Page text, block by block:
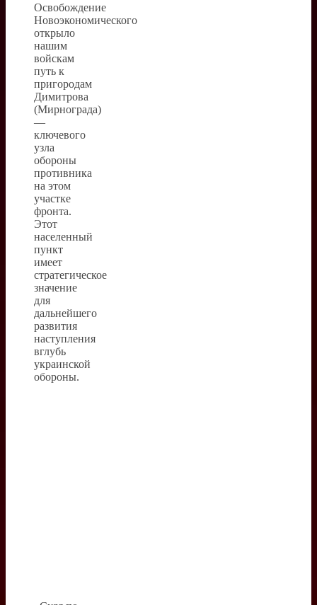
Освобождение
Новоэкономического
открыло
нашим
войскам
путь к
пригородам
Димитрова
(Мирнограда)
—
ключевого
узла
обороны
противника
на этом
участке
фронта.
Этот
населенный
пункт
имеет
стратегическое
значение
для
дальнейшего
развития
наступления
вглубь
украинской
обороны.